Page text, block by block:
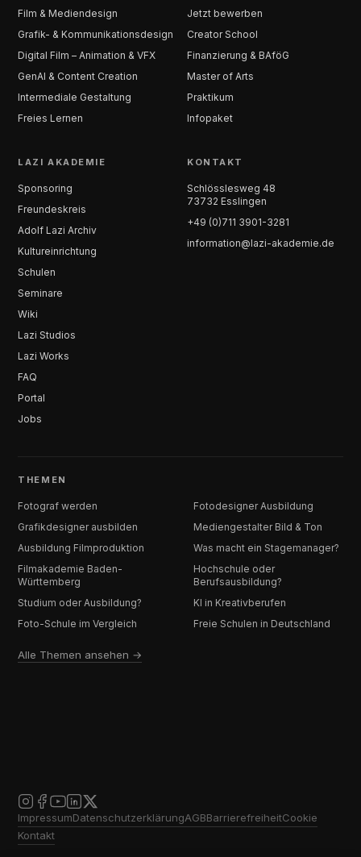
Film & Mediendesign
Grafik- & Kommunikationsdesign
Digital Film – Animation & VFX
GenAI & Content Creation
Intermediale Gestaltung
Freies Lernen
Jetzt bewerben
Creator School
Finanzierung & BAföG
Master of Arts
Praktikum
Infopaket
LAZI AKADEMIE
Sponsoring
Freundeskreis
Adolf Lazi Archiv
Kultureinrichtung
Schulen
Seminare
Wiki
Lazi Studios
Lazi Works
FAQ
Portal
Jobs
KONTAKT
Schlösslesweg 48
73732 Esslingen
+49 (0)711 3901-3281
information@lazi-akademie.de
THEMEN
Fotograf werden
Fotodesigner Ausbildung
Grafikdesigner ausbilden
Mediengestalter Bild & Ton
Ausbildung Filmproduktion
Was macht ein Stagemanager?
Filmakademie Baden-
Württemberg
Hochschule oder
Berufsausbildung?
Studium oder Ausbildung?
KI in Kreativberufen
Foto-Schule im Vergleich
Freie Schulen in Deutschland
Alle Themen ansehen →
ImpressumDatenschutzerklärungAGBBarrierefreiheitCookie
Kontakt